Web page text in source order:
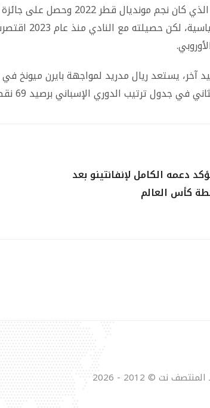
فرنانديز، الذي كان نجم
صفقة
آخر، يستعد ريال مدريد لمواجهة بايرن ميونخ في
في جدول ترتيب الدوري الإسباني برصيد 69 نقطة.
دعمه الكامل لإنفانتينو بعد
كأس العالم
نت © 2012 - 2026